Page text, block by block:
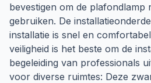
bevestigen om de plafondlamp
gebruiken. De
installatie is snel en
veiligheid is het beste om de
begeleiding van professionals
voor diverse ruimtes: Deze